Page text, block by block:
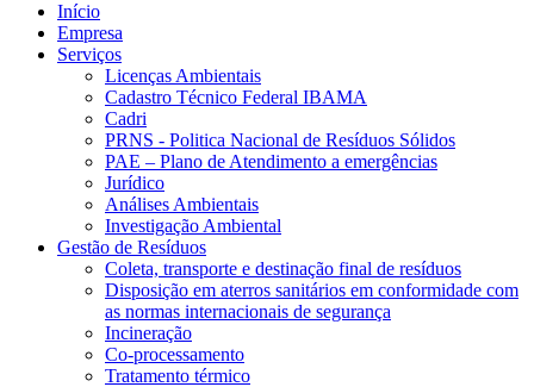
Início
Empresa
Serviços
Licenças Ambientais
Cadastro Técnico Federal IBAMA
Cadri
PRNS - Politica Nacional de Resíduos Sólidos
PAE – Plano de Atendimento a emergências
Jurídico
Análises Ambientais
Investigação Ambiental
Gestão de Resíduos
Coleta, transporte e destinação final de resíduos
Disposição em aterros sanitários em conformidade com
as normas internacionais de segurança
Incineração
Co-processamento
Tratamento térmico